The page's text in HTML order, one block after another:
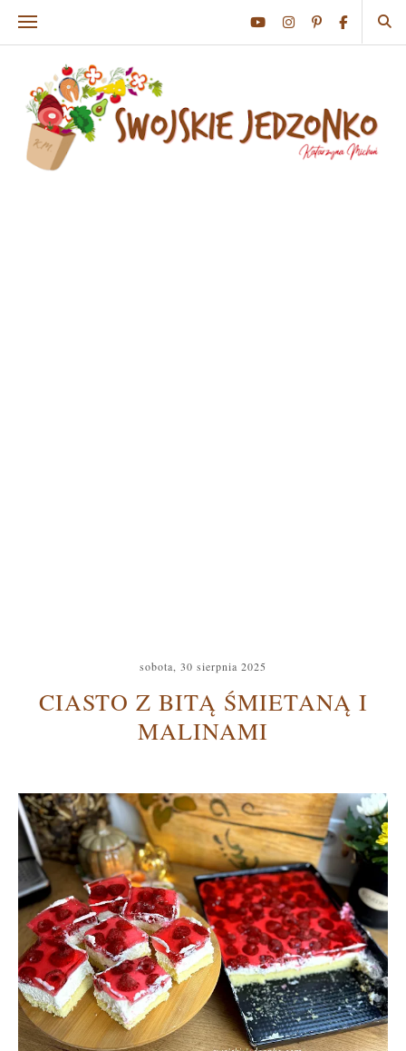
sobota, 30 sierpnia 2025
CIASTO Z BITĄ ŚMIETANĄ I
MALINAMI